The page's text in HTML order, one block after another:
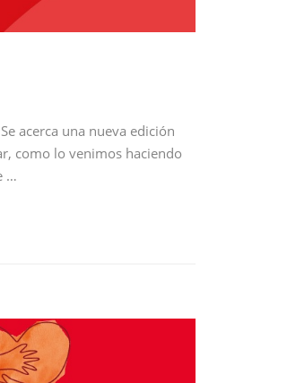
acerca una nueva edición
como lo venimos haciendo
…